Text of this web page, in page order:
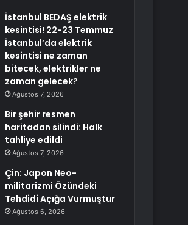
İstanbul BEDAŞ elektrik
kesintisi! 22-23 Temmuz
İstanbul’da elektrik
kesintisi ne zaman
bitecek, elektrikler ne
zaman gelecek?
Ağustos 7, 2026
Bir şehir resmen
haritadan silindi: Halk
tahliye edildi
Ağustos 7, 2026
Çin: Japon Neo-
militarizmi Özündeki
Tehdidi Açığa Vurmuştur
Ağustos 6, 2026